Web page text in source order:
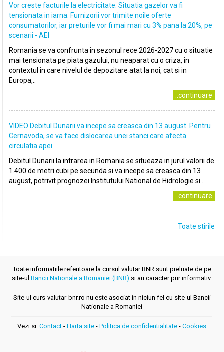
Vor creste facturile la electricitate. Situatia gazelor va fi
tensionata in iarna. Furnizorii vor trimite noile oferte
consumatorilor, iar preturile vor fi mai mari cu 3% pana la 20%, pe
scenarii - AEI
Romania se va confrunta in sezonul rece 2026-2027 cu o situatie
mai tensionata pe piata gazului, nu neaparat cu o criza, in
contextul in care nivelul de depozitare atat la noi, cat si in
Europa,..
..continuare
VIDEO Debitul Dunarii va incepe sa creasca din 13 august. Pentru
Cernavoda, se va face dislocarea unei stanci care afecta
circulatia apei
Debitul Dunarii la intrarea in Romania se situeaza in jurul valorii de
1.400 de metri cubi pe secunda si va incepe sa creasca din 13
august, potrivit prognozei Institutului National de Hidrologie si..
..continuare
Toate stirile
Toate informatiile referitoare la cursul valutar BNR sunt preluate de pe
site-ul Bancii Nationale a Romaniei (BNR) si au caracter pur informativ.
Site-ul curs-valutar-bnr.ro nu este asociat in niciun fel cu site-ul Bancii
Nationale a Romaniei
Vezi si: Contact - Harta site - Politica de confidentialitate - Cookies